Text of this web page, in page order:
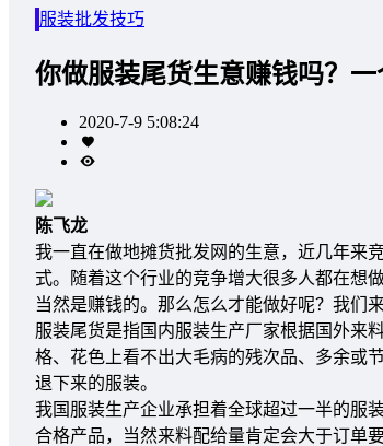
服装批发技巧
你做服装尾货生意赚钱吗？一
2020-7-9 5:08:24
陈飞龙
我一直在做地摊货批发网的生意，近几年来
式。随着这个行业的竞争增大很多人都在想
当然是赚钱的。那么怎么才能做好呢？我们
服装尾货是指国内服装生产厂家根据国外来
格、花色上看不出大毛病的残次品、多余或
退下来的服装。
我国服装生产企业承担着全球超过一半的服
合格产品，当然来料配给量肯定会大于订单